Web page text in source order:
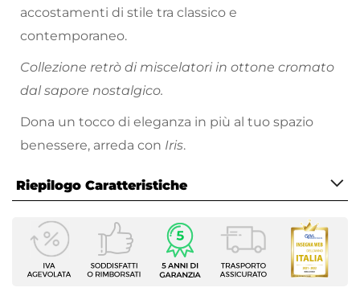
accostamenti di stile tra classico e
contemporaneo.
Collezione retrò di miscelatori in ottone cromato
dal sapore nostalgico.
Dona un tocco di eleganza in più al tuo spazio
benessere, arreda con Iris.
Riepilogo Caratteristiche
Caratteristiche
Tipologia
Miscelatore Bidet